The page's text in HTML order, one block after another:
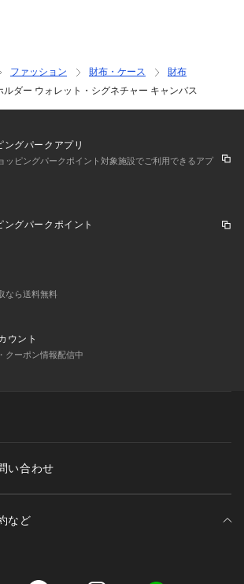
ファッション 財布・ケース
財布
ルダー ウォレット・シグネチャー キャンバス
ングパークアプリ
ッピングパークポイント対象施設でご利用できるアプ
ングパークポイント
なら送料無料
ウント
クーポン情報配信中
い合わせ
など